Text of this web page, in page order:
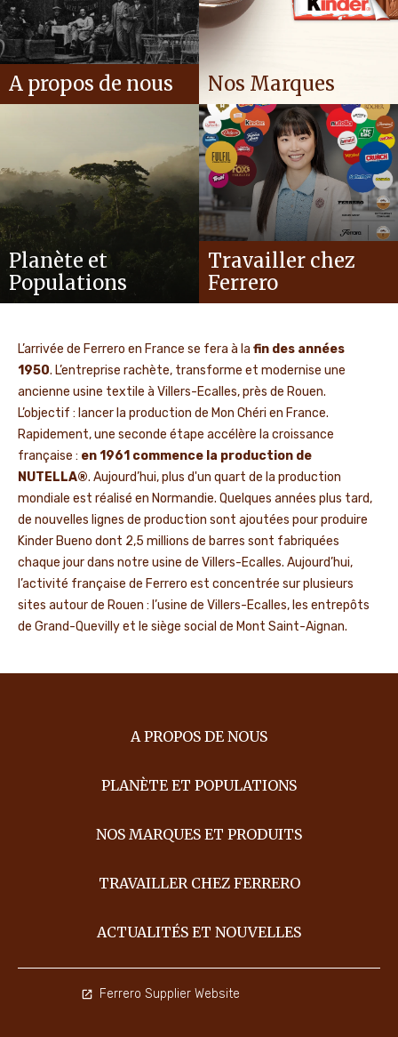
A propos de nous Nos Marques
Planète et
Populations
Travailler chez
Ferrero
L’arrivée de Ferrero en France se fera à la fin des années
1950. L’entreprise rachète, transforme et modernise une
ancienne usine textile à Villers-Ecalles, près de Rouen.
L’objectif : lancer la production de Mon Chéri en France.
Rapidement, une seconde étape accélère la croissance
française : en 1961 commence la production de
NUTELLA®. Aujourd’hui, plus d'un quart de la production
mondiale est réalisé en Normandie. Quelques années plus tard,
de nouvelles lignes de production sont ajoutées pour produire
Kinder Bueno dont 2,5 millions de barres sont fabriquées
chaque jour dans notre usine de Villers-Ecalles. Aujourd’hui,
l’activité française de Ferrero est concentrée sur plusieurs
sites autour de Rouen : l’usine de Villers-Ecalles, les entrepôts
de Grand-Quevilly et le siège social de Mont Saint-Aignan.
A PROPOS DE NOUS
PLANÈTE ET POPULATIONS
NOS MARQUES ET PRODUITS
TRAVAILLER CHEZ FERRERO
ACTUALITÉS ET NOUVELLES
Ferrero Supplier Website